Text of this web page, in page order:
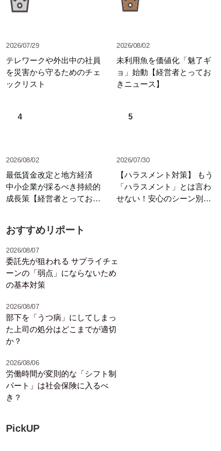
2026/07/29
テレワークや外出中の社員
を災害から守るためのチェ
ックリスト
2026/08/02
未利用魚を価値化「魅了ギ
ョ」始動【経営者とってお
きニュース】
4
2026/08/02
最低賃金改定と地方経済
中小企業が採るべき持続的
成長策【経営者とっておき
5
2026/07/30
【ハラスメント対策】 もう
「ハラスメント」とは言わ
せない！安心のシーン別セ
おすすめリポート
2026/08/07
委託先が狙われる サプライチェ
ーンの「弱点」にならないため
の基本対策
2026/08/07
部下を「うつ病」にしてしまっ
た上司の処分はどこまでが適切
か？
2026/08/06
労働時間が変則的な「シフト制
パート」は社会保険に入るべ
き？
PickUP